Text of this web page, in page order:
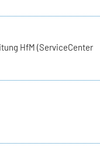
HfM (ServiceCenter